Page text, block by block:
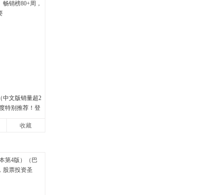
中文版销量超2
特别推荐！登
收藏